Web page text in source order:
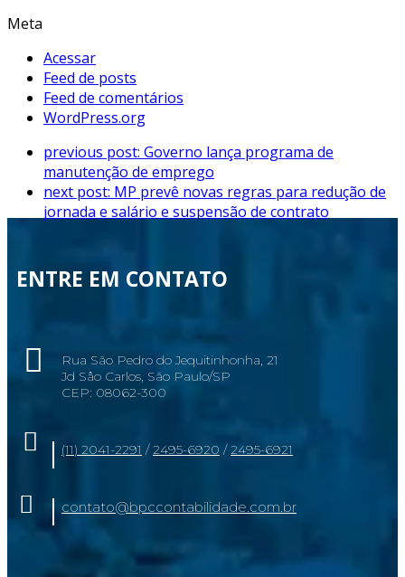
Meta
Acessar
Feed de posts
Feed de comentários
WordPress.org
previous post: Governo lança programa de
manutenção de emprego
next post: MP prevê novas regras para redução de
jornada e salário e suspensão de contrato
ENTRE EM CONTATO
Rua São Pedro do Jequitinhonha, 21
Jd Sâo Carlos, São Paulo/SP
CEP: 08062-300
(11) 2041-2291 /2495-6920 /2495-6921
contato@bpccontabilidade.com.br